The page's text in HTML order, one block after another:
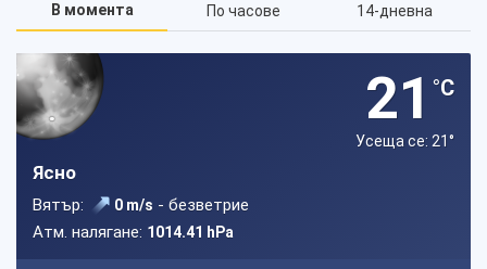
В момента По часове 14-дневна
21 °C
Усеща се: 21°
Ясно
Вятър: 0 m/s - безветрие
Атм. налягане: 1014.41 hPa